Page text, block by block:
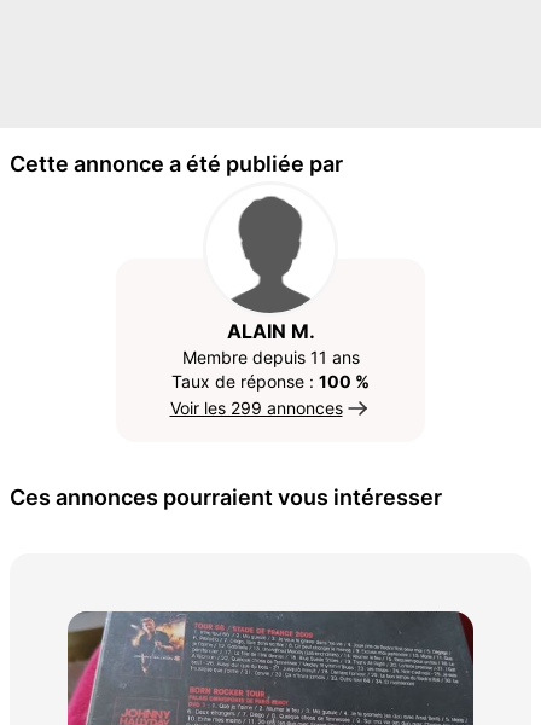
Cette annonce a été publiée par
ALAIN M.
Membre depuis 11 ans
Taux de réponse : 100 %
Voir les 299 annonces
Ces annonces pourraient vous intéresser